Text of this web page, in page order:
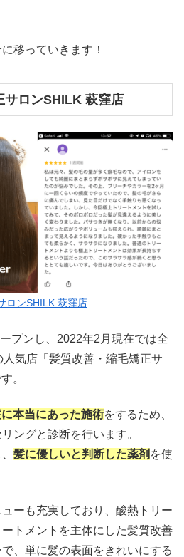
移っていきます！
サロンSHILK 萩窪店
ロンSHILK 萩窪店
プンし、2022年2月現在では全
気店「髪質改善・縮毛矯正サ
。
本当にあった施術をするため、
ングと診断を行います。
髪に優しいと判断した薬剤 を使
ーも充実しており、酸熱トリー
トメントを主体にした髪質改善
、単に髪の表面をきれいにする